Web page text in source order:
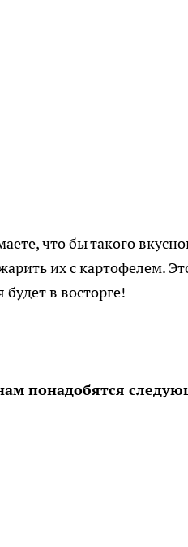
что бы такого
их с картофелем.
в восторге!
понадобятся